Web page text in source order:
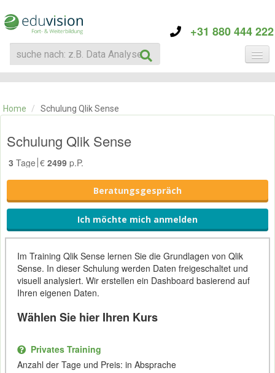
+31 880 444 222
KATEGORIE
ÜBER EDUVISION
Home / Schulung Qlik Sense
Schulung Qlik Sense
3 Tage € 2499 p.P.
Beratungsgespräch
Ich möchte mich anmelden
Im Training Qlik Sense lernen Sie die Grundlagen von Qlik
Sense. In dieser Schulung werden Daten freigeschaltet und
visuell analysiert. Wir erstellen ein Dashboard basierend auf
Ihren eigenen Daten.
Wählen Sie hier Ihren Kurs
Privates Training
Anzahl der Tage und Preis: in Absprache